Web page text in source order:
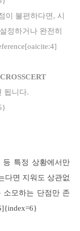
이 불편하다면, 시
정하거나 완전히
CROSSCERT
됩니다.
등 특정 상황에서만
다면 지워도 상관없
소모하는 단점만 존